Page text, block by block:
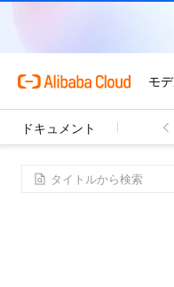
ドキュメント